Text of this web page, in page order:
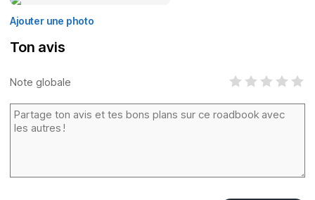
Ajouter une photo
Ton avis
Note globale